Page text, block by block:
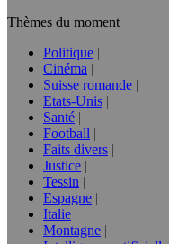
Thèmes du moment
Politique
Cinéma
Suisse romande
Etats-Unis
Santé
Football
Faits divers
Justice
Tessin
Espagne
Italie
Montagne